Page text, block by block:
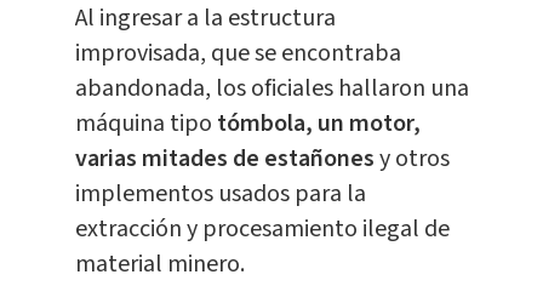
Al ingresar a la estructura
improvisada, que se encontraba
abandonada, los oficiales hallaron una
máquina tipo tómbola, un motor,
varias mitades de estañonesy otros
implementos usados para la
extracción y procesamiento ilegal de
material minero.